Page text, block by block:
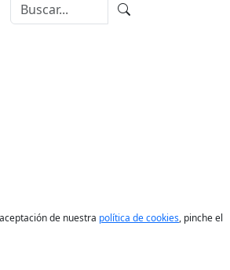
de nuestra política de cookies, pinche el